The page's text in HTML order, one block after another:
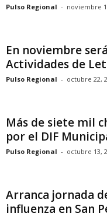
Pulso Regional - noviembre
En noviembre
Actividades de
Pulso Regional - octubre 22,
Más de siete mil
por el DIF
Pulso Regional - octubre 13,
Arranca jornada
influenza en San